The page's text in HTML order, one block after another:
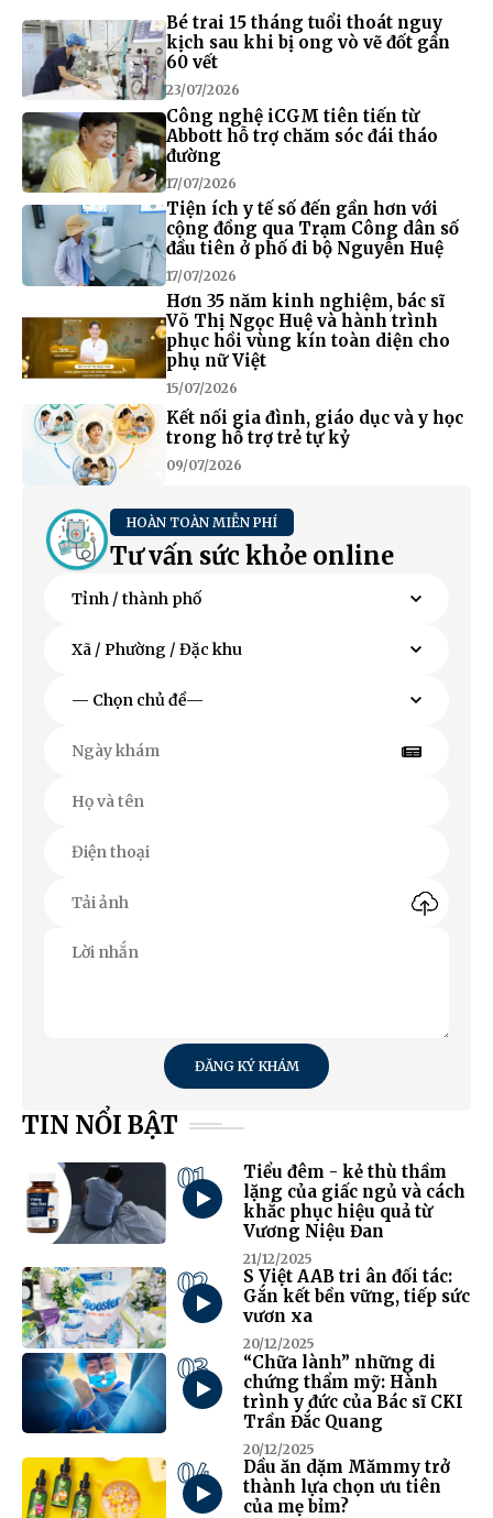
Bé trai 15 tháng tuổi thoát nguy
kịch sau khi bị ong vò vẽ đốt gần
60 vết
23/07/2026
Công nghệ iCGM tiên tiến từ
Abbott hỗ trợ chăm sóc đái tháo
đường
17/07/2026
Tiện ích y tế số đến gần hơn với
cộng đồng qua Trạm Công dân số
đầu tiên ở phố đi bộ Nguyễn Huệ
17/07/2026
Hơn 35 năm kinh nghiệm, bác sĩ
Võ Thị Ngọc Huệ và hành trình
phục hồi vùng kín toàn diện cho
phụ nữ Việt
15/07/2026
Kết nối gia đình, giáo dục và y học
trong hỗ trợ trẻ tự kỷ
09/07/2026
HOÀN TOÀN MIỄN PHÍ
Tư vấn sức khỏe online
ĐĂNG KÝ KHÁM
TIN NỔI BẬT
01
Tiểu đêm - kẻ thù thầm
lặng của giấc ngủ và cách
khắc phục hiệu quả từ
Vương Niệu Đan
21/12/2025
02
S Việt AAB tri ân đối tác:
Gắn kết bền vững, tiếp sức
vươn xa
20/12/2025
03
“Chữa lành” những di
chứng thẩm mỹ: Hành
trình y đức của Bác sĩ CKI
Trần Đắc Quang
20/12/2025
04
Dầu ăn dặm Mămmy trở
thành lựa chọn ưu tiên
của mẹ bỉm?